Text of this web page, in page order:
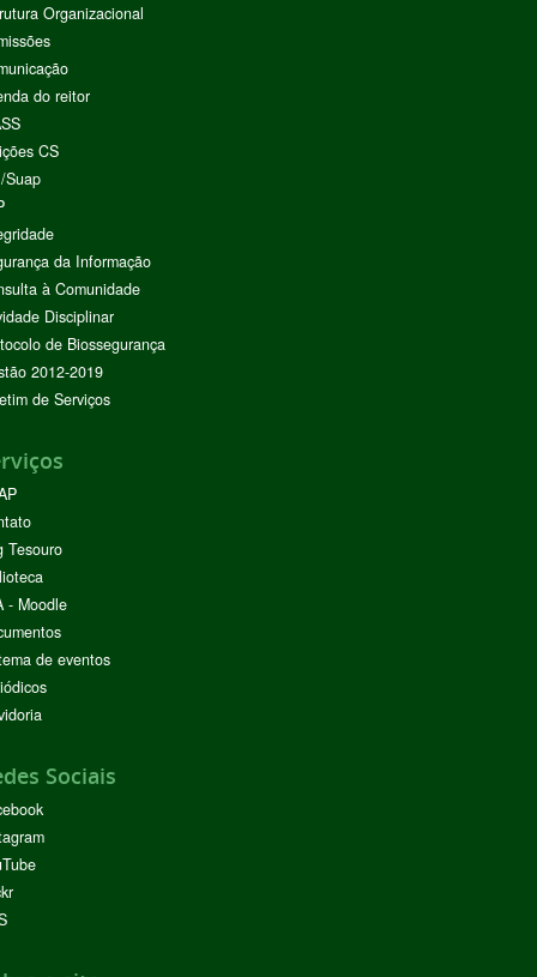
Organizacional
do reitor
CS
Suap
da Informação
à Comunidade
Disciplinar
de Biossegurança
2012-2019
de Serviços
Tesouro
- Moodle
de eventos
Sociais